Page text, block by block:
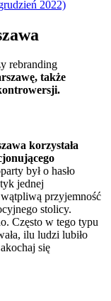
2022)
rebranding
także
korzystała
był o hasło
jednej
przyjemność
stolicy.
Często w tego typu
ilu ludzi lubiło
się